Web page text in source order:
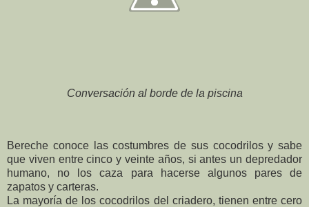
Conversación al borde de la piscina
Bereche conoce las costumbres de sus cocodrilos y sabe
que viven entre cinco y veinte años, si antes un depredador
humano, no los caza para hacerse algunos pares de
zapatos y carteras.
La mayoría de los cocodrilos del criadero, tienen entre cero